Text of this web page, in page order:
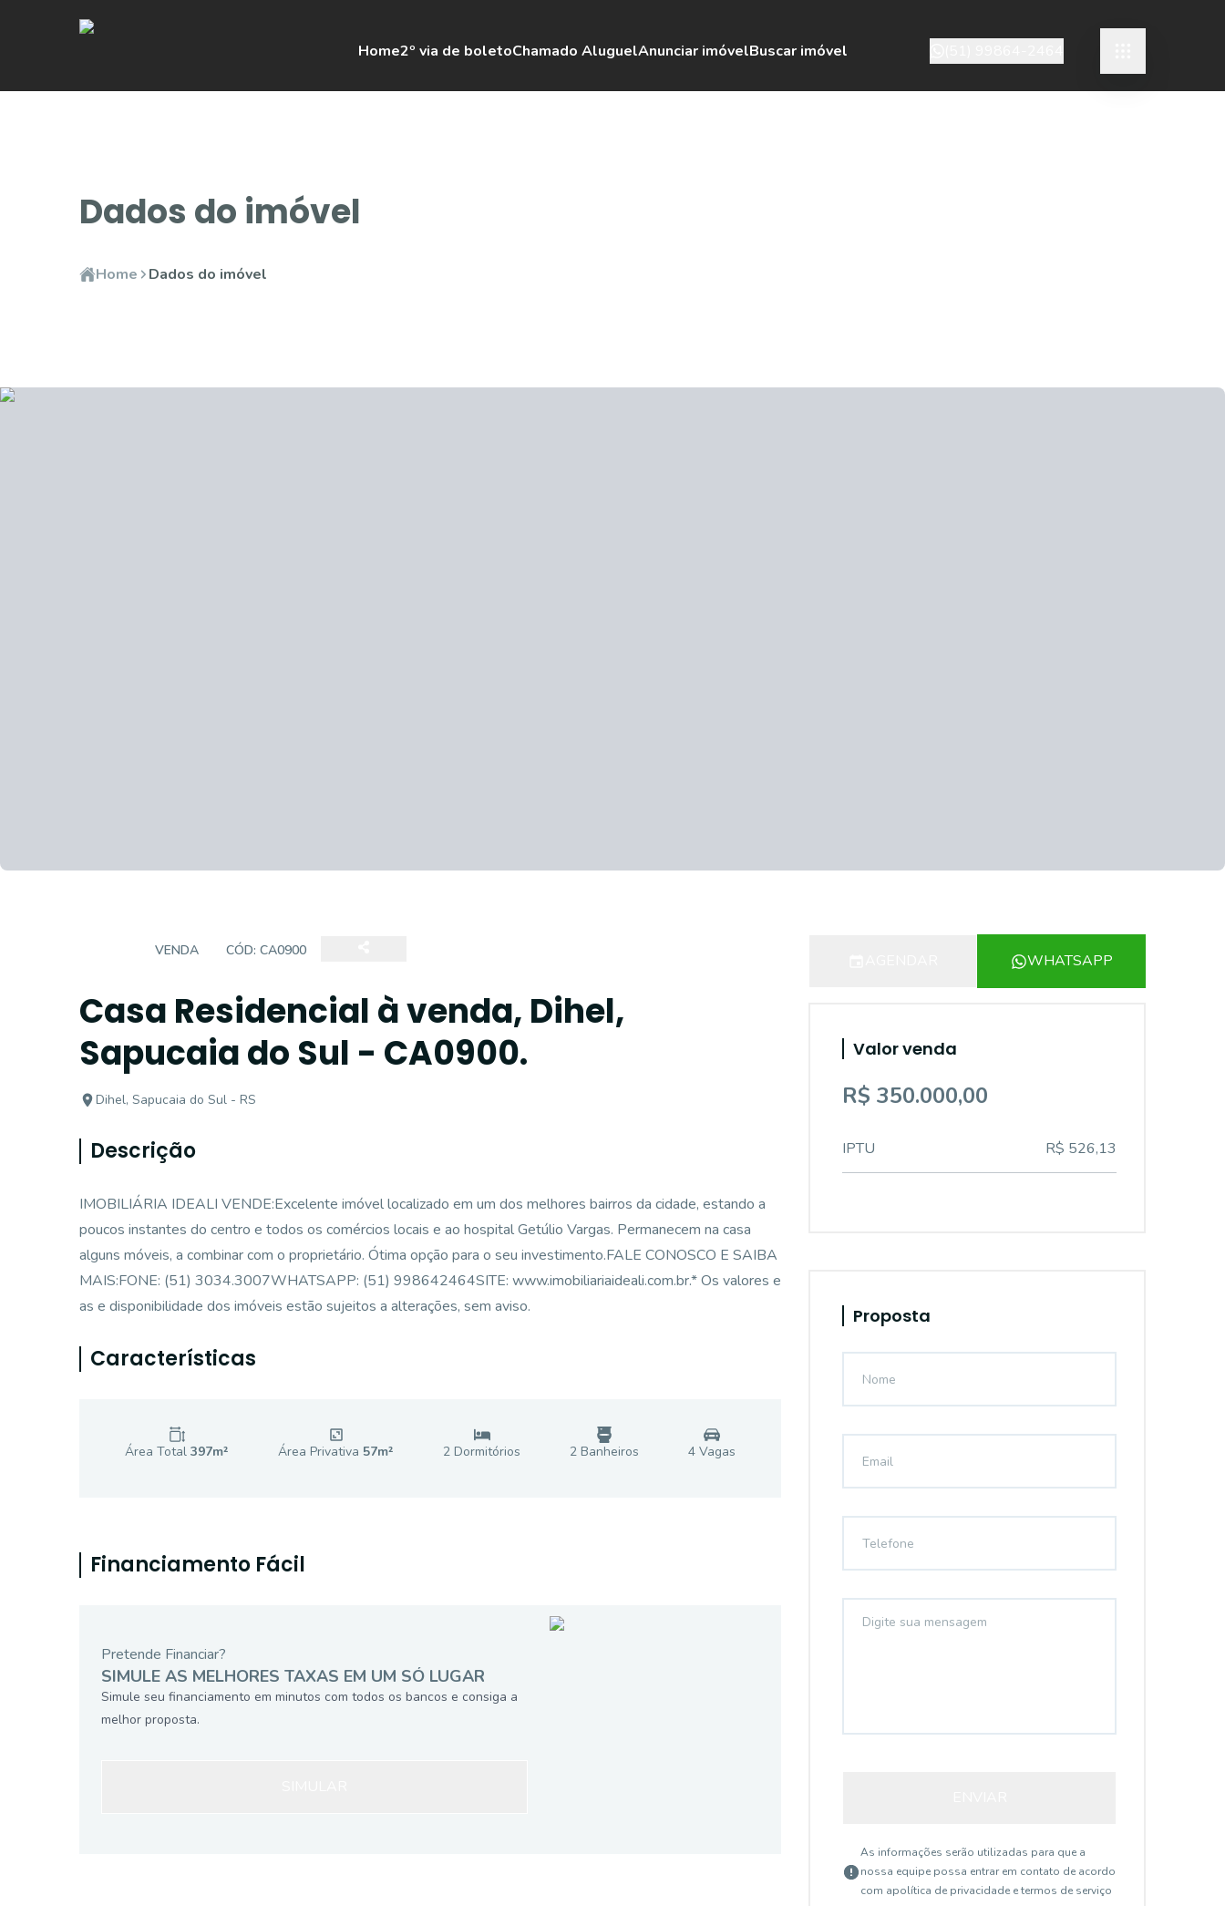
Home2º via de boletoChamado AluguelAnunciar imóvelBuscar imóvel
Dados do imóvel
Home Dados do imóvel
VENDA CÓD: CA0900
Casa Residencial à venda, Dihel,
Sapucaia do Sul - CA0900.
Dihel, Sapucaia do Sul - RS
Descrição
IMOBILIÁRIA IDEALI VENDE:Excelente imóvel localizado em um dos melhores bairros da cidade, estando a
poucos instantes do centro e todos os comércios locais e ao hospital Getúlio Vargas. Permanecem na casa
alguns móveis, a combinar com o proprietário. Ótima opção para o seu investimento.FALE CONOSCO E SAIBA
MAIS:FONE: (51) 3034.3007WHATSAPP: (51) 998642464SITE: www.imobiliariaideali.com.br.* Os valores e
as e disponibilidade dos imóveis estão sujeitos a alterações, sem aviso.
Características
Área Total 397m² Área Privativa 57m² 2 Dormitórios 2 Banheiros 4 Vagas
Financiamento Fácil
Pretende Financiar?
SIMULE AS MELHORES TAXAS EM UM SÓ LUGAR
Simule seu financiamento em minutos com todos os bancos e consiga a
melhor proposta.
WHATSAPP
Valor venda
R$ 350.000,00
IPTU R$ 526,13
Proposta
As informações serão utilizadas para que a
nossa equipe possa entrar em contato de acordo
com apolítica de privacidade e termos de serviço